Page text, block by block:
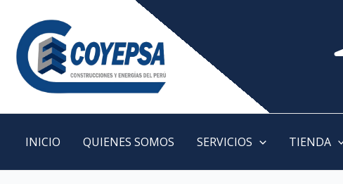
INICIO QUIENES SOMOS SERVICIOS TIENDA